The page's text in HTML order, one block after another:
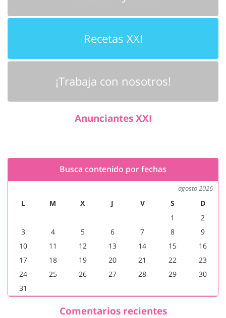
Recetas XXI
¡Trabaja con nosotros!
Anunciantes XXI
Busca contenido por fechas
agosto 2026
L M X J V S
D
1
2
3
4 5 6 7 8
9
10
11 12 13 14 15
16
17
18 19 20 21 22
23
24
25 26 27 28 29
30
31
Comentarios recientes